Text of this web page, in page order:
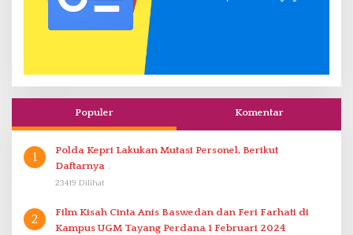
Populer Komentar
1
Polda Kepri Lakukan Mutasi Personel, Berikut
Daftarnya
23419 Dilihat
2
Film Kisah Cinta Anis Baswedan dan Feri Farhati di
Kampus UGM Tayang Perdana 1 Februari 2024